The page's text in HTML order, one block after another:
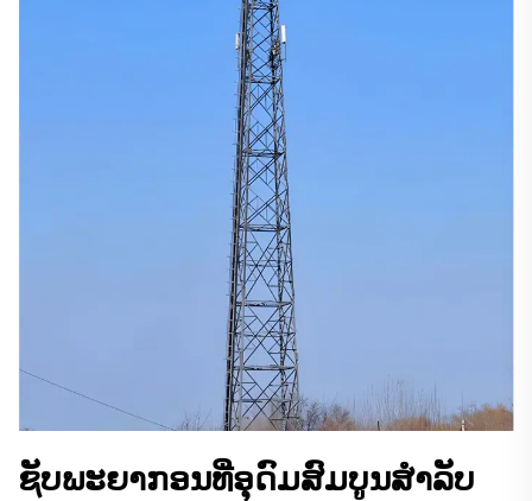
ຊັບພະຍາກອນທີ່ອຸດົມສົມບູນສຳລັບ